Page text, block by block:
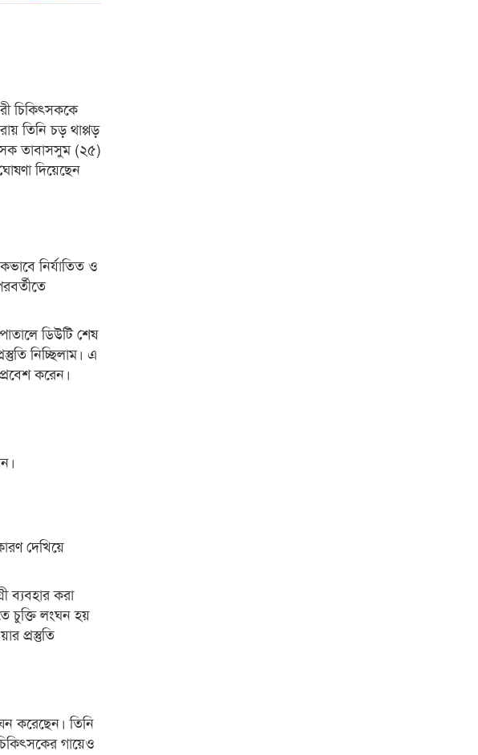
চিকিৎসককে
তিনি চড় থাপ্পড়
তাবাসসুম (২৫)
দিয়েছেন
নির্যাতিত ও
ডিউটি শেষ
নিচ্ছিলাম। এ
করেন।
দেখিয়ে
ব্যবহার করা
চুক্তি লংঘন হয়
প্রস্তুতি
করেছেন। তিনি
গায়েও